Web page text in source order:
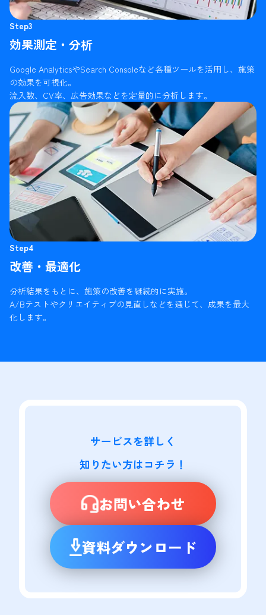
Step3
効果測定・分析
Google AnalyticsやSearch Consoleなど各種ツールを活用し、施策
の効果を可視化。
流入数、CV率、広告効果などを定量的に分析します。
Step4
改善・最適化
分析結果をもとに、施策の改善を継続的に実施。
A/Bテストやクリエイティブの見直しなどを通じて、成果を最大
化します。
サービスを詳しく
知りたい方はコチラ！
お問い合わせ
資料ダウンロード